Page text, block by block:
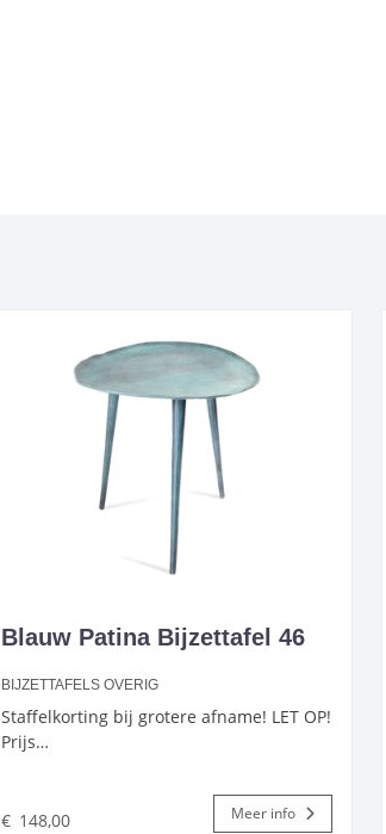
Blauw Patina Bijzettafel 46
BIJZETTAFELS OVERIG
Staffelkorting bij grotere afname! LET OP!
Prijs…
€ 148,00 Meer info